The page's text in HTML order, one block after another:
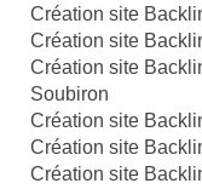
Création site
Création site
Création site
Soubiron
Création site
Création site
Création site